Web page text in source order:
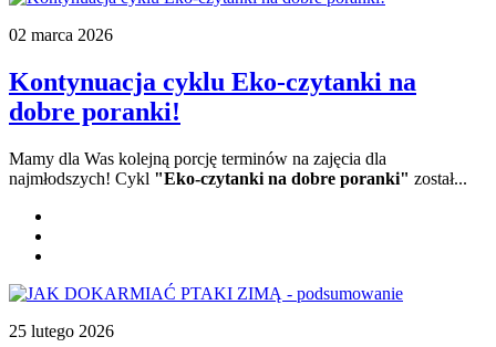
02 marca 2026
Kontynuacja cyklu Eko-czytanki na
dobre poranki!
Mamy dla Was kolejną porcję terminów na zajęcia dla
najmłodszych! Cykl "Eko-czytanki na dobre poranki" został...
25 lutego 2026